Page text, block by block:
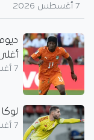
7 أغسطس 2026
أغلى 10 لاعبين أفارقة في
7 أغسطس 2026
7 أغسطس 2026